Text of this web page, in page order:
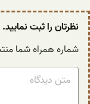
نظرتان را ثبت نمایید.
شماره همراه شما